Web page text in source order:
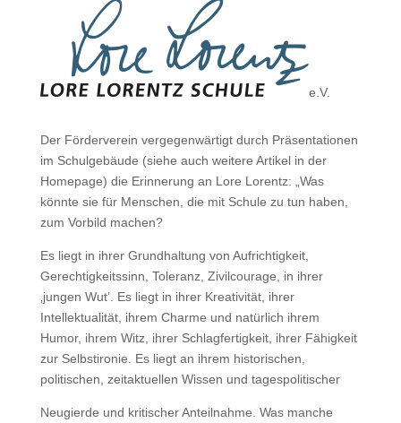
e.V.
Der Förderverein vergegenwärtigt durch Präsentationen
im Schulgebäude (siehe auch weitere Artikel in der
Homepage) die Erinnerung an Lore Lorentz: „Was
könnte sie für Menschen, die mit Schule zu tun haben,
zum Vorbild machen?
Es liegt in ihrer Grundhaltung von Aufrichtigkeit,
Gerechtigkeitssinn, Toleranz, Zivilcourage, in ihrer
‚jungen Wut’. Es liegt in ihrer Kreativität, ihrer
Intellektualität, ihrem Charme und natürlich ihrem
Humor, ihrem Witz, ihrer Schlagfertigkeit, ihrer Fähigkeit
zur Selbstironie. Es liegt an ihrem historischen,
politischen, zeitaktuellen Wissen und tagespolitischer
Neugierde und kritischer Anteilnahme. Was manche